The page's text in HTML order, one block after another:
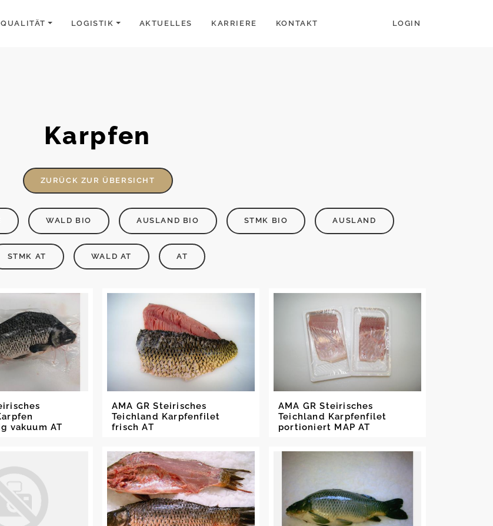
LOGIN
QUALITÄT LOGISTIK AKTUELLES KARRIERE KONTAKT
Karpfen
ZURÜCK ZUR ÜBERSICHT
WALD BIO AUSLAND BIO STMK BIO AUSLAND
STMK AT WALD AT AT
vakuum AT
AMA GR Steirisches
Teichland Karpfenfilet
frisch AT
AMA GR Steirisches
Teichland Karpfenfilet
portioniert MAP AT